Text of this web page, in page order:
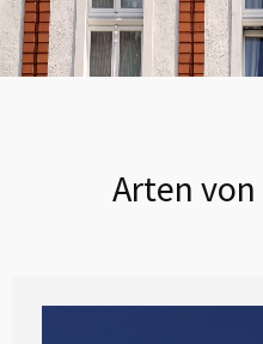
Arten von